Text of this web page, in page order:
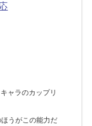
ャラのカップリ
うがこの能力だ